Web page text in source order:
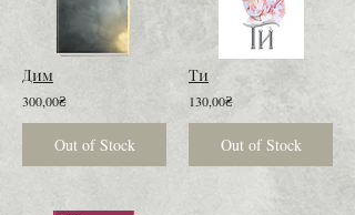
Дим
300,00₴
Out of Stock
Ти
130,00₴
Out of Stock